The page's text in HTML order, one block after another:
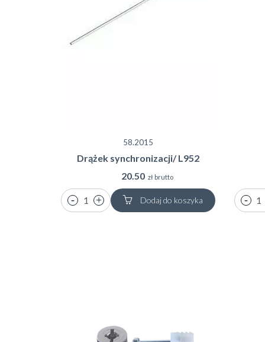
58.2015
Drążek synchronizacji/ L952
20.50 zł brutto
Dodaj do koszyka